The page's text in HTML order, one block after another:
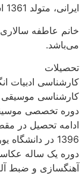
ایرانی، متولد 1361 است.
خانم عاطفه
می‌باشد.
تحصیلات
کارشناسی ادبیات
کارشناسی موسیقی
دوره تخصصی
ادامه تحصیل در
1396 در دانشگاه یورک تورنتو شروع خواهد کرد
دوره یک ساله
آهنگسازی و ضبط